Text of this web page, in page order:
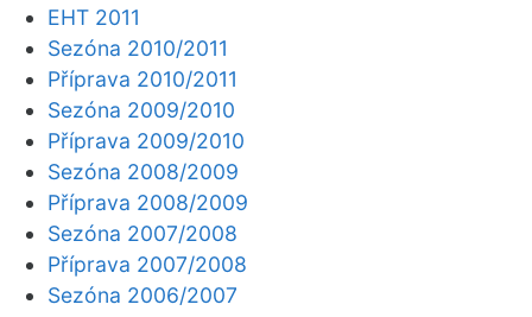
EHT 2011
Sezóna 2010/2011
Příprava 2010/2011
Sezóna 2009/2010
Příprava 2009/2010
Sezóna 2008/2009
Příprava 2008/2009
Sezóna 2007/2008
Příprava 2007/2008
Sezóna 2006/2007